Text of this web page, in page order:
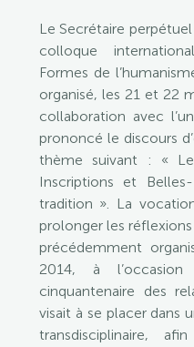
Le Secrétaire
colloque
Formes de
organisé, les 21 et 22
collaboration avec
prononcé le discours
thème suivant : «
Inscriptions et
tradition ». La
prolonger les
précédemment
2014, à
cinquantenaire des
visait à se placer dans
transdisciplinaire,